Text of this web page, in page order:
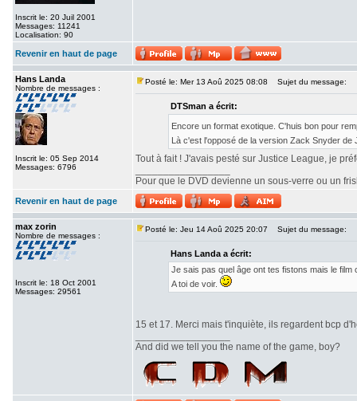
Inscrit le: 20 Juil 2001
Messages: 11241
Localisation: 90
Revenir en haut de page
Hans Landa
Nombre de messages :
Inscrit le: 05 Sep 2014
Messages: 6796
Posté le: Mer 13 Aoû 2025 08:08 Sujet du message:
DTSman a écrit:
Encore un format exotique. C'huis bon pour
Là c'est l'opposé de la version Zack Snyder de
Tout à fait ! J'avais pesté sur Justice League, je
Pour que le DVD devienne un sous-verre ou un
Revenir en haut de page
max zorin
Nombre de messages :
Inscrit le: 18 Oct 2001
Messages: 29561
Posté le: Jeu 14 Aoû 2025 20:07 Sujet du message:
Hans Landa a écrit:
Je sais pas quel âge ont tes fistons mais le
A toi de voir.
15 et 17. Merci mais t'inquiète, ils regardent bcp
And did we tell you the name of the game, boy?